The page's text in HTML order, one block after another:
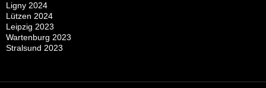
Ligny 2024
Lützen 2024
Leipzig 2023
Wartenburg 2023
Stralsund 2023